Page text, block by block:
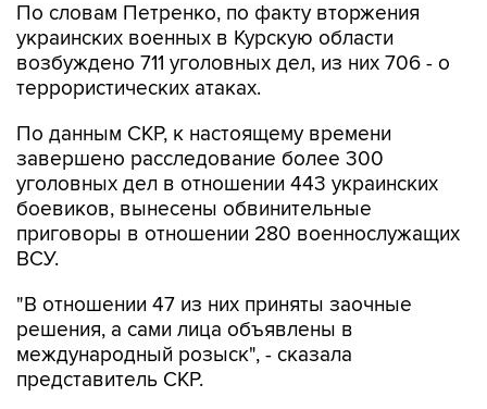
По словам Петренко, по факту вторжения
украинских военных в Курскую области
возбуждено 711 уголовных дел, из них 706 - о
террористических атаках.
По данным СКР, к настоящему времени
завершено расследование более 300
уголовных дел в отношении 443 украинских
боевиков, вынесены обвинительные
приговоры в отношении 280 военнослужащих
ВСУ.
"В отношении 47 из них приняты заочные
решения, а сами лица объявлены в
международный розыск", - сказала
представитель СКР.